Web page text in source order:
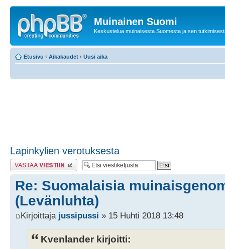
Muinainen Suomi
Keskustelua muinaisesta Suomesta ja sen
Etusivu ‹ Aikakaudet ‹ Uusi aika
Lapinkylien verotuksesta
Lähetä vastaus
Re: Suomalaisia
(Levänluhta)
Kirjoittaja jussipussi » 15 Huhti 2018 13:48
Kvenlander kirjoitti: